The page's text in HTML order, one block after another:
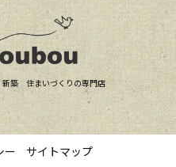
新築 住まいづくりの専門店
ー サイトマップ